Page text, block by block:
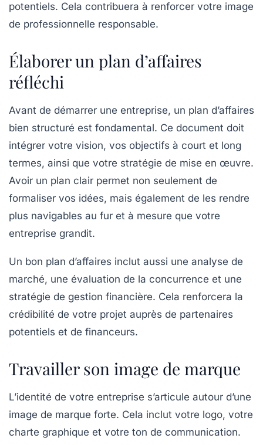
potentiels. Cela contribuera à renforcer votre image
de professionnelle responsable.
Élaborer un plan d’affaires
réfléchi
Avant de démarrer une entreprise, un plan d’affaires
bien structuré est fondamental. Ce document doit
intégrer votre vision, vos objectifs à court et long
termes, ainsi que votre stratégie de mise en œuvre.
Avoir un plan clair permet non seulement de
formaliser vos idées, mais également de les rendre
plus navigables au fur et à mesure que votre
entreprise grandit.
Un bon plan d’affaires inclut aussi une analyse de
marché, une évaluation de la concurrence et une
stratégie de gestion financière. Cela renforcera la
crédibilité de votre projet auprès de partenaires
potentiels et de financeurs.
Travailler son image de marque
L’identité de votre entreprise s’articule autour d’une
image de marque forte. Cela inclut votre logo, votre
charte graphique et votre ton de communication.